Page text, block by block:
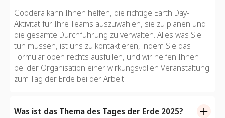
Goodera kann Ihnen helfen, die richtige Earth Day-
Aktivität für Ihre Teams auszuwählen, sie zu planen und
die gesamte Durchführung zu verwalten. Alles was Sie
tun müssen, ist uns zu kontaktieren, indem Sie das
Formular oben rechts ausfüllen, und wir helfen Ihnen
bei der Organisation einer wirkungsvollen Veranstaltung
zum Tag der Erde bei der Arbeit.
Was ist das Thema des Tages der Erde 2025?